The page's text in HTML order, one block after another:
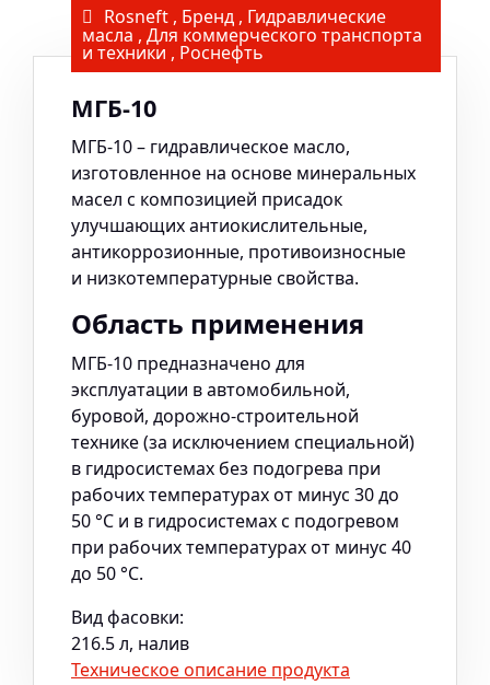
Rosneft , Бренд , Гидравлические
масла , Для коммерческого транспорта
и техники , Роснефть
МГБ-10
МГБ-10 – гидравлическое масло,
изготовленное на основе минеральных
масел с композицией присадок
улучшающих антиокислительные,
антикоррозионные, противоизносные
и низкотемпературные свойства.
Область применения
МГБ-10 предназначено для
эксплуатации в автомобильной,
буровой, дорожно-строительной
технике (за исключением специальной)
в гидросистемах без подогрева при
рабочих температурах от минус 30 до
50 °С и в гидросистемах с подогревом
при рабочих температурах от минус 40
до 50 °С.
Вид фасовки:
216.5 л, налив
Техническое описание продукта